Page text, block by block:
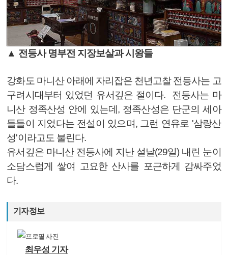
▲ 전등사 명부전 지장보살과 시왕들
강화도 마니산 아래에 자리잡은 천년고찰 전등사는 고
구려시대부터 있었던 유서깊은 절이다. 전등사는 마
니산 정족산성 안에 있는데, 정족산성은 단군의 세아
들들이 지었다는 전설이 있으며, 그런 연유로 '삼랑산
성'이라고도 불린다.
유서깊은 마니산 전등사에 지난 설날(29일) 내린 눈이
소담스럽게 쌓여 고요한 산사를 포근하게 감싸주었
다.
기자정보
최우성 기자